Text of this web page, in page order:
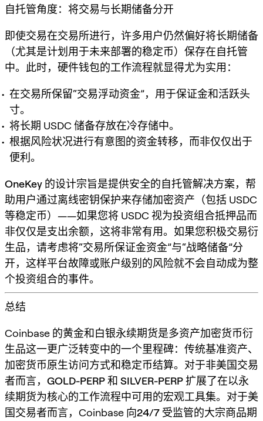
自托管角度：将交易与长期储备分开
即使交易在交易所进行，许多用户仍然偏好将长期储备
（尤其是计划用于未来部署的稳定币）保存在自托管
中。此时，硬件钱包的工作流程就显得尤为实用：
在交易所保留“交易浮动资金”，用于保证金和活跃头
寸。
将长期 USDC 储备存放在冷存储中。
根据风险状况进行有意图的资金转移，而非仅仅出于
便利。
OneKey 的设计宗旨是提供安全的自托管解决方案，帮
助用户通过离线密钥保护来存储加密资产（包括 USDC
等稳定币）——如果您将 USDC 视为投资组合抵押品而
非仅仅是支出余额，这将非常有用。如果您积极交易衍
生品，请考虑将“交易所保证金资金”与“战略储备”分
开，这样平台故障或账户级别的风险就不会自动成为整
个投资组合的事件。
总结
Coinbase 的黄金和白银永续期货是多资产加密货币衍
生品这一更广泛转变中的一个里程碑：传统基准资产、
加密货币原生访问方式和稳定币结算。对于非美国交易
者而言， GOLD-PERP和 SILVER-PERP扩展了在以永
续期货为核心的工作流程中可用的宏观工具集。对于美
国交易者而言，Coinbase 向24/7 受监管的大宗商品期